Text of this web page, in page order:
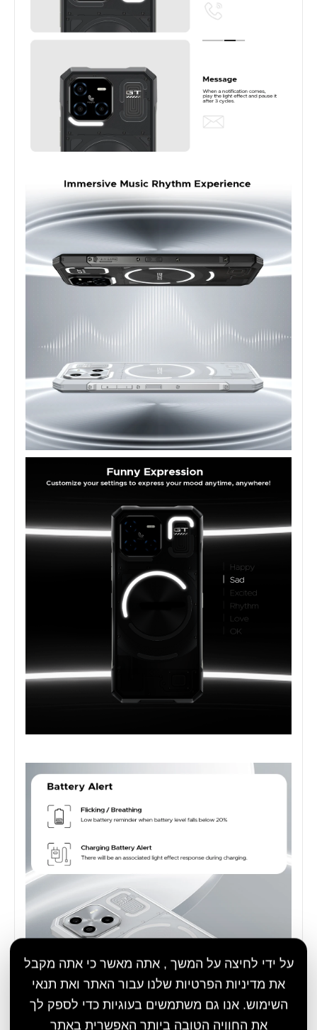
על ידי לחיצה על המשך , אתה מאשר כי אתה מקבל
את מדיניות הפרטיות שלנו עבור האתר ואת תנאי
השימוש. אנו גם משתמשים בעוגיות כדי לספק לך
את החוויה הטובה ביותר האפשרית באתר